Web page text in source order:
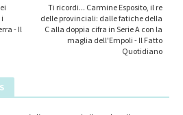
Ti ricordi... Carmine Esposito, il re
delle provinciali: dalle fatiche della
C alla doppia cifra in Serie A con la
maglia dell'Empoli - Il Fatto
Quotidiano
- Il